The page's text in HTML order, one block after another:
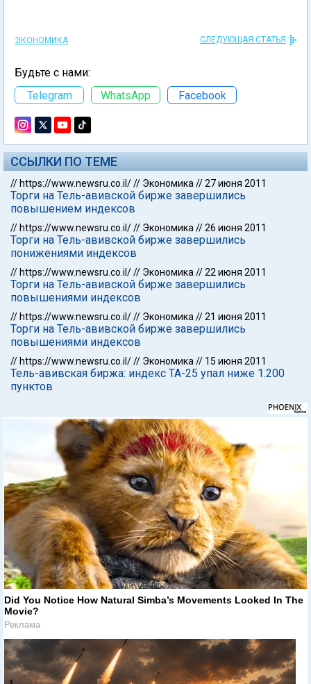
ЭКОНОМИКА СЛЕДУЮЩАЯ СТАТЬЯ
Будьте с нами:
Telegram
WhatsApp Facebook
ССЫЛКИ ПО ТЕМЕ
// https://www.newsru.co.il/// Экономика //27 июня 2011
Торги на Тель-авивской бирже завершились
повышением индексов
// https://www.newsru.co.il/// Экономика //26 июня 2011
Торги на Тель-авивской бирже завершились
понижениями индексов
// https://www.newsru.co.il/// Экономика //22 июня 2011
Торги на Тель-авивской бирже завершились
повышениями индексов
// https://www.newsru.co.il/// Экономика //21 июня 2011
Торги на Тель-авивской бирже завершились
повышениями индексов
// https://www.newsru.co.il/// Экономика // 15 июня 2011
Тель-авивская биржа: индекс ТА-25 упал ниже 1.200
пунктов
Did You Notice How Natural Simba’s Movements Looked In The
Movie?
Реклама